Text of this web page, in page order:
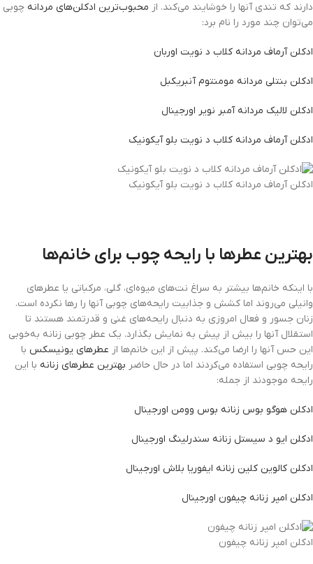
دارند که تندی آنها را خوشایند می‌کند. از محبوب‌ترین ادکلن‌های مردانه چوبی
می‌توان چند مورد را نام برد:
ادکلن آرماف مردانه کلاب د نویت اوربان
ادکلن بنتلی مردانه مومنتوم آنبریکبل
ادکلن لالیک مردانه آمبر نویر اورجینال
ادکلن آرماف مردانه کلاب د نویت بلو آیکونیک
ادکلن آرماف مردانه کلاب د نویت بلو آیکونیک
بهترین عطرها با رایحه چوب برای خانم‌ها
با اینکه خانم‌ها بیشتر به سراغ نت‌های میوه‌ای، گلی، مرکباتی یا عطرهای
وانیلی می‌روند اما کشش و جذابیت رایحه‌های چوبی آنها را رها نکرده است.
زنان جسور و فعال امروزی به دنبال رایحه‌های غنی و قدرتمند هستند تا
استقلال آنها را بیش از پیش به نمایش بگذارد. یک عطر چوبی زنانه به‌خوبی
این حس آنها را ارضا می‌کند. پیش از این خانم‌ها از عطرهای یونیسکس با
رایحه چوبی استفاده می‌کردند اما در حال حاضر بهترین عطرهای زنانه با این
رایحه موجودند از جمله:
ادکلن هوگو بوس زنانه بوس وومن اورجینال
ادکلن ایو د سیستل زنانه سندرلینگ اورجینال
ادکلن کالوین کلین زنانه ایفوریا بلاش اورجینال
ادکلن امپر زنانه چیفون اورجینال
ادکلن امپر زنانه چیفون